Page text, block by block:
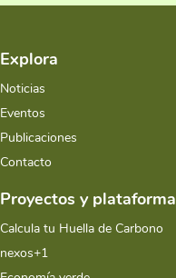
Explora
Noticias
Eventos
Publicaciones
Contacto
Proyectos y
Calcula tu Huella de Carbono
nexos+1